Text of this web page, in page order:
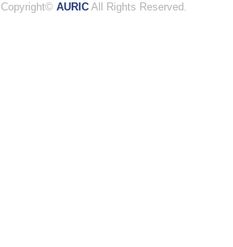
Copyright© AURIC All Rights Reserved.